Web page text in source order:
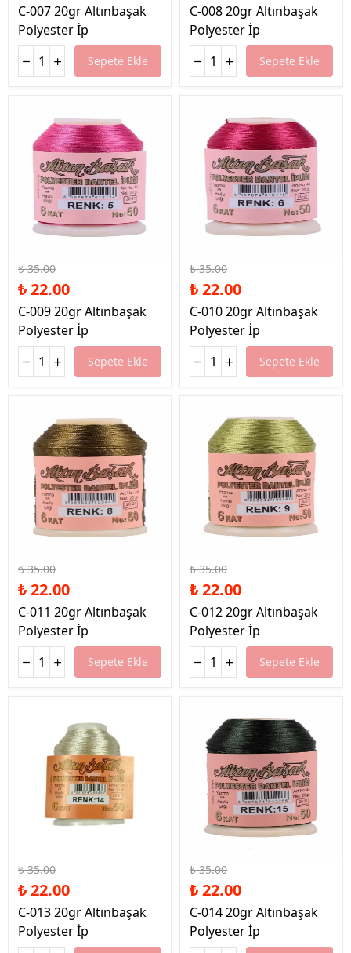
C-007 20gr Altınbaşak
Polyester İp
Sepete Ekle
C-008 20gr Altınbaşak
Polyester İp
Sepete Ekle
₺ 35.00
₺ 22.00
C-009 20gr Altınbaşak
Polyester İp
Sepete Ekle
₺ 35.00
₺ 22.00
C-010 20gr Altınbaşak
Polyester İp
Sepete Ekle
₺ 35.00
₺ 22.00
C-011 20gr Altınbaşak
Polyester İp
Sepete Ekle
₺ 35.00
₺ 22.00
C-012 20gr Altınbaşak
Polyester İp
Sepete Ekle
₺ 35.00
₺ 22.00
C-013 20gr Altınbaşak
Polyester İp
₺ 35.00
₺ 22.00
C-014 20gr Altınbaşak
Polyester İp